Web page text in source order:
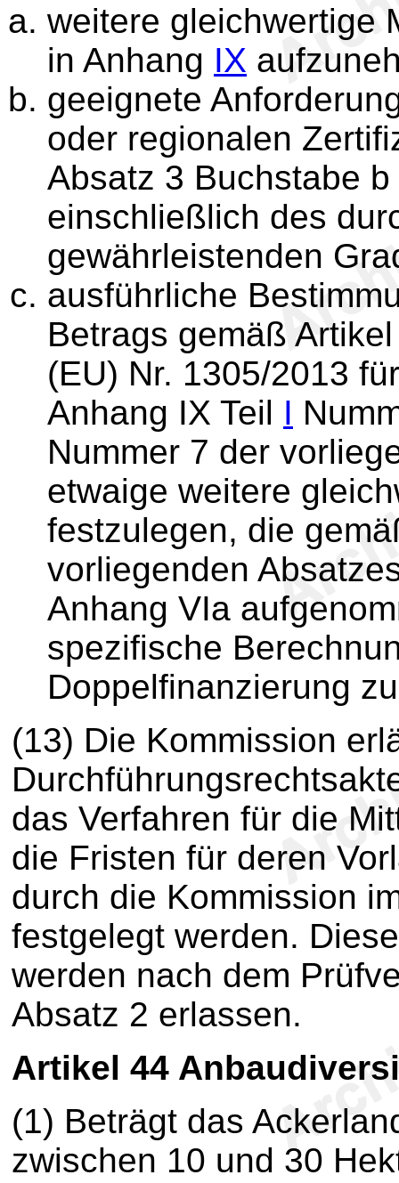
weitere gleichwertige
in Anhang IX
geeignete
oder regionalen
Absatz 3 Buchstabe
einschließlich des
gewährleistenden
ausführliche
Betrags gemäß
(EU) Nr. 1305/2013
Anhang IX Teil I
Nummer 7 der
etwaige weitere
festzulegen, die
vorliegenden
Anhang VIa
spezifische
Doppelfinanzierung
(13) Die Kommission
das Verfahren für die
die Fristen für deren
durch die Kommission
festgelegt werden.
werden nach dem
Absatz 2 erlassen.
Artikel 44
(1) Beträgt das
zwischen 10 und 30